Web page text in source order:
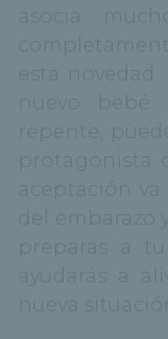
asocia
esta
nuevo
repente,
protagonista
aceptación
del
preparas a
ayudarás a
nueva